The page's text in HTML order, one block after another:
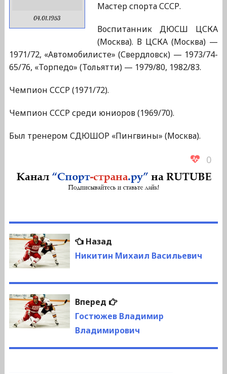
04.01.1953
Мастер спорта СССР.
Воспитанник ДЮСШ ЦСКА
(Москва). В ЦСКА (Москва) —
1971/72, «Автомобилисте» (Свердловск) — 1973/74-
65/76, «Торпедо» (Тольятти) — 1979/80, 1982/83.
Чемпион СССР (1971/72).
Чемпион СССР среди юниоров (1969/70).
Был тренером СДЮШОР «Пингвины» (Москва).
0
Навигация
по
записям
НазадПредыдущая
запись:
Никитин Михаил Васильевич
Вперед
Следующая
запись:
Гостюжев Владимир
Владимирович